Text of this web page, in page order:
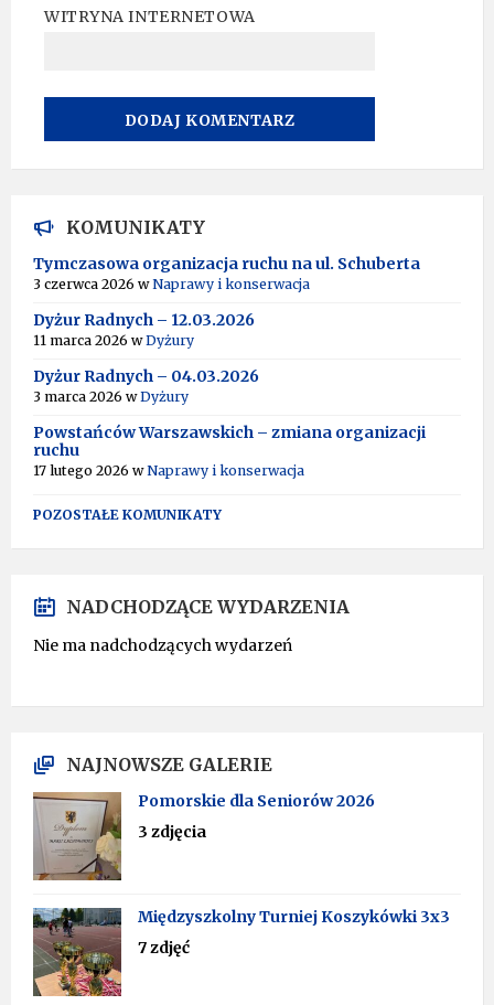
WITRYNA INTERNETOWA
T
E
R
N
T
I
E
:
KOMUNIKATY
Tymczasowa organizacja ruchu na ul. Schuberta
3 czerwca 2026 wNaprawy i konserwacja
Dyżur Radnych – 12.03.2026
11 marca 2026 wDyżury
Dyżur Radnych – 04.03.2026
3 marca 2026 wDyżury
Powstańców Warszawskich – zmiana organizacji
ruchu
17 lutego 2026 wNaprawy i konserwacja
POZOSTAŁE KOMUNIKATY
NADCHODZĄCE WYDARZENIA
Nie ma nadchodzących wydarzeń
NAJNOWSZE GALERIE
Pomorskie dla Seniorów 2026
3 zdjęcia
Międzyszkolny Turniej Koszykówki 3x3
7 zdjęć